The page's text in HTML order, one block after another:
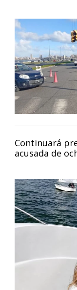
Continuará
acusada de